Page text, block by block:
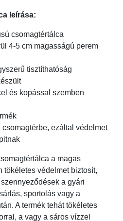
leírása:
csomagtértálca
4-5 cm magasságú perem
tisztíthatóság
és kopással szemben
ezáltal védelmet
a magas
tökéletes védelmet biztosít,
a gyári
sportolás vagy a
A termék tehát tökéletes
a vagy a sáros vízzel